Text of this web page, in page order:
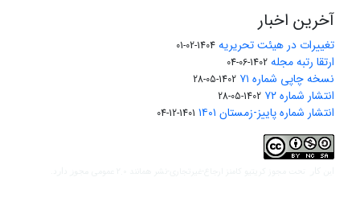
آخرین اخبار
تغییرات در هیئت تحریریه 1404-02-01
ارتقا رتبه مجله 1402-06-04
نسخه چاپی شماره ۷۱ 1402-05-28
انتشار شماره ۷۲ 1402-05-28
انتشار شماره پاییز-زمستان ۱۴۰۱ 1401-12-04